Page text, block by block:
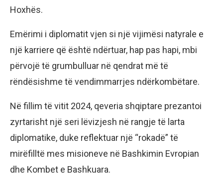
Hoxhës.
Emërimi i diplomatit vjen si një vijimësi natyrale e
një karriere që është ndërtuar, hap pas hapi, mbi
përvojë të grumbulluar në qendrat më të
rëndësishme të vendimmarrjes ndërkombëtare.
Në fillim të vitit 2024, qeveria shqiptare prezantoi
zyrtarisht një seri lëvizjesh në rangje të larta
diplomatike, duke reflektuar një “rokadë” të
mirëfilltë mes misioneve në Bashkimin Evropian
dhe Kombet e Bashkuara.